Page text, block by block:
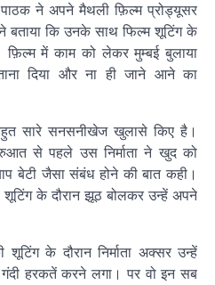
ने अपने मैथली फ़िल्म प्रोड्यूसर
बताया कि उनके साथ फिल्म शूटिंग के
फ़िल्म में काम को लेकर मुम्बई बुलाया
दिया और ना ही जाने आने का
सारे सनसनीखेज खुलासे किए है।
से पहले उस निर्माता ने खुद को
बेटी जैसा संबंध होने की बात कही।
शूटिंग के दौरान झूठ बोलकर उन्हें अपने
के दौरान निर्माता अक्सर उन्हें
हरकतें करने लगा। पर वो इन सब